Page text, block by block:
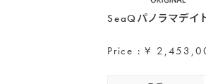
SeaQパノラマデイ
Price : ¥